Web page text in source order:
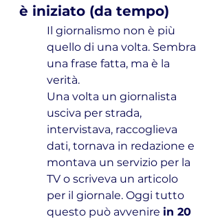
è iniziato (da tempo)
Il giornalismo non è più
quello di una volta. Sembra
una frase fatta, ma è la
verità.
Una volta un giornalista
usciva per strada,
intervistava, raccoglieva
dati, tornava in redazione e
montava un servizio per la
TV o scriveva un articolo
per il giornale. Oggi tutto
questo può avvenire in 20